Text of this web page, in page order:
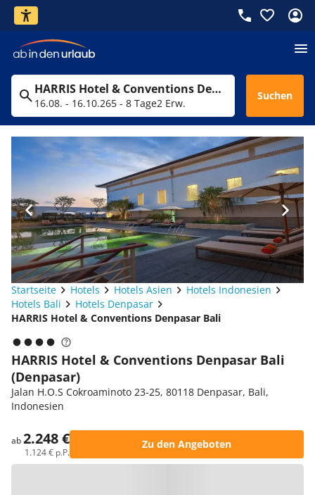
HARRIS Hotel & Conventions Denpasar Bali
16.08. - 16.10.265 - 8 Tage2 Erw.
Suchen
Startseite Hotels Hotels Asien
Hotels Indonesien
Hotels Bali
Hotels Denpasar
HARRIS Hotel & Conventions Denpasar Bali
HARRIS Hotel & Conventions Denpasar Bali
(Denpasar)
Jalan H.O.S Cokroaminoto 23-25, 80118 Denpasar, Bali,
Indonesien
ab2.248 €
1.124 € p.P.
Zu den Angeboten